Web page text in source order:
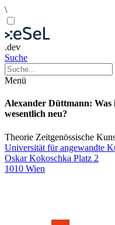
\
.dev
Suche
Menü
Alexander Düttmann: Was
wesentlich neu?
Theorie Zeitgenössische
Universität für angewandte
Oskar Kokoschka Platz 2
1010 Wien